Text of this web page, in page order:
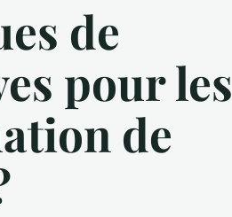
de
pour les
de